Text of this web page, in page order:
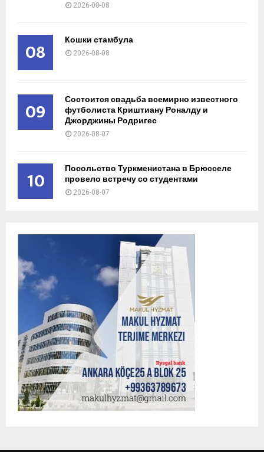
2026-08-08
08 Кошки стамбула
2026-08-08
09 Состоится свадьба всемирно известного
футболиста Криштиану Роналду и
Джорджины Родригес
2026-08-07
10 Посольство Туркменистана в Брюсселе
провело встречу со студентами
2026-08-07